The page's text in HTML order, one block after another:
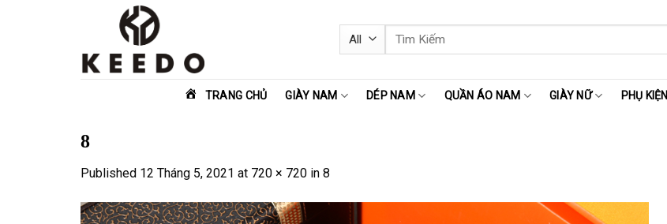
Tìm
kiếm:
TRANG CHỦ GIÀY NAM DÉP NAM QUẦN ÁO NAM GIÀY NỮ PHỤ KIỆN
8
Published 12 Tháng 5, 2021 at 720 × 720 in 8